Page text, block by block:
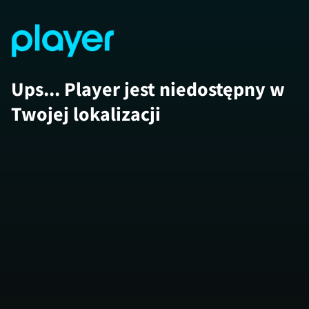
Ups... Player jest niedostępny w
Twojej lokalizacji